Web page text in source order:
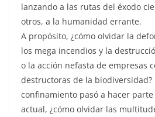
lanzando a las rutas del éxodo
otros, a la humanidad errante.
A propósito, ¿cómo olvidar la
los mega incendios y la
o la acción nefasta de empresas
destructoras de la biodiversidad?
confinamiento pasó a hacer
actual, ¿cómo olvidar las